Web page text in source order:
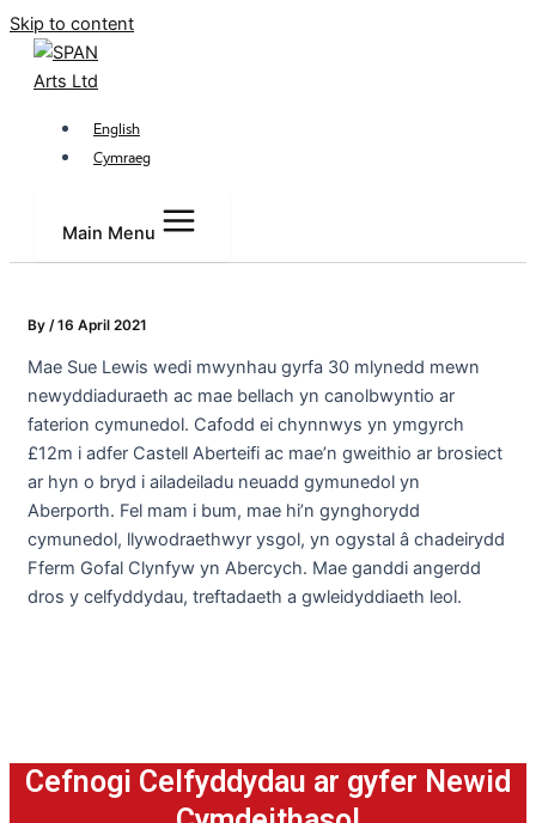
Skip to content
English
Cymraeg
Main Menu
By /16 April 2021
Mae Sue Lewis wedi mwynhau gyrfa 30 mlynedd mewn
newyddiaduraeth ac mae bellach yn canolbwyntio ar
faterion cymunedol. Cafodd ei chynnwys yn ymgyrch
£12m i adfer Castell Aberteifi ac mae’n gweithio ar brosiect
ar hyn o bryd i ailadeiladu neuadd gymunedol yn
Aberporth. Fel mam i bum, mae hi’n gynghorydd
cymunedol, llywodraethwyr ysgol, yn ogystal â chadeirydd
Fferm Gofal Clynfyw yn Abercych. Mae ganddi angerdd
dros y celfyddydau, treftadaeth a gwleidyddiaeth leol.
Cefnogi Celfyddydau ar gyfer Newid